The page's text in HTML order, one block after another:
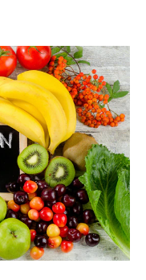
PARA PROFESIONALES
CUPONES
CO (ES)
SUSCRÍBETE